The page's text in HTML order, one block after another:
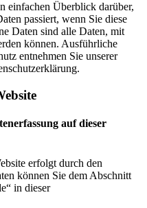
einfachen Überblick darüber,
passiert, wenn Sie diese
Daten sind alle Daten, mit
können. Ausführliche
entnehmen Sie unserer
auf dieser
erfolgt durch den
können Sie dem Abschnitt
in dieser